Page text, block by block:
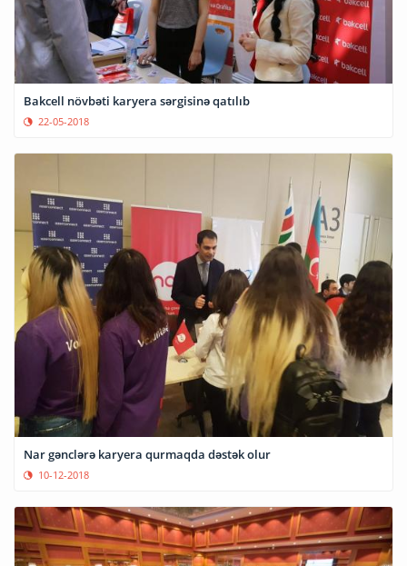
Bakcell növbəti karyera sərgisinə qatılıb
22-05-2018
Nar gənclərə karyera qurmaqda dəstək olur
10-12-2018